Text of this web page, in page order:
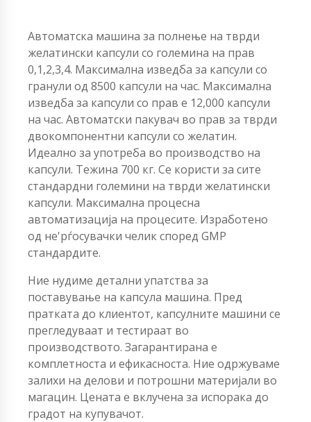
Автоматска машина за полнење на тврди
желатински капсули со големина на прав
0,1,2,3,4. Максимална изведба за капсули со
гранули од 8500 капсули на час. Максимална
изведба за капсули со прав е 12,000 капсули
на час. Автоматски пакувач во прав за тврди
двокомпонентни капсули со желатин.
Идеално за употреба во производство на
капсули. Тежина 700 кг. Се користи за сите
стандардни големини на тврди желатински
капсули. Максимална процесна
автоматизација на процесите. Изработено
од не'рѓосувачки челик според GMP
стандардите.
Ние нудиме детални упатства за
поставување на капсула машина. Пред
пратката до клиентот, капсулните машини се
прегледуваат и тестираат во
производството. Загарантирана е
комплетноста и ефикасноста. Ние одржуваме
залихи на делови и потрошни материјали во
магацин. Цената е вклучена за испорака до
градот на купувачот.